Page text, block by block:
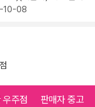
10-08
우주점 판매자 중고